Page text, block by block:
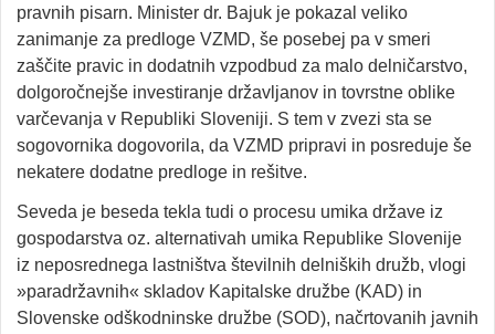
pravnih pisarn. Minister dr. Bajuk je pokazal veliko
zanimanje za predloge VZMD, še posebej pa v smeri
zaščite pravic in dodatnih vzpodbud za malo delničarstvo,
dolgoročnejše investiranje državljanov in tovrstne oblike
varčevanja v Republiki Sloveniji. S tem v zvezi sta se
sogovornika dogovorila, da VZMD pripravi in posreduje še
nekatere dodatne predloge in rešitve.
Seveda je beseda tekla tudi o procesu umika države iz
gospodarstva oz. alternativah umika Republike Slovenije
iz neposrednega lastništva številnih delniških družb, vlogi
»paradržavnih« skladov Kapitalske družbe (KAD) in
Slovenske odškodninske družbe (SOD), načrtovanih javnih